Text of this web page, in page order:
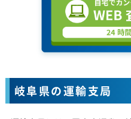
岐阜県の運輸支局